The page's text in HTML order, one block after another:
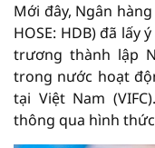
Mới đây, Ngân
HOSE: HDB) đã lấy
trương thành lập
trong nước hoạt
tại Việt Nam
thông qua hình